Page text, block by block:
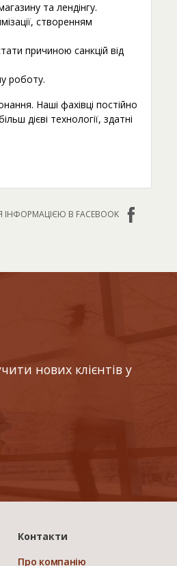
та лендінгу.
створенням
причиною санкцій від
роботу.
Наші фахівці постійно
дієві технології, здатні
ІНФОРМАЦІЄЮ В FACEBOOK
нових клієнтів у
Контакти
Про компанію